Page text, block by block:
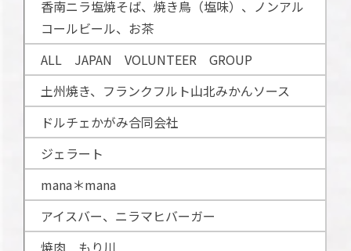
香南ニラ塩焼そば、焼き鳥（塩味）、ノンアル
コールビール、お茶
ALL JAPAN VOLUNTEER GROUP
土州焼き、フランクフルト山北みかんソース
ドルチェかがみ合同会社
ジェラート
mana＊mana
アイスバー、ニラマヒバーガー
焼肉 もり川